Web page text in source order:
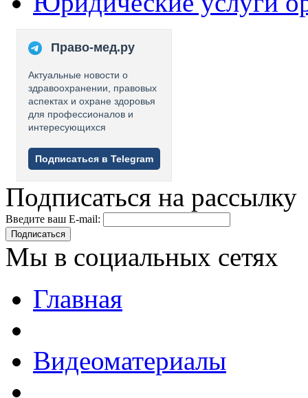
Право-мед.ру
Актуальные новости о
здравоохранении, правовых
аспектах и охране здоровья
для профессионалов и
интересующихся
Подписаться в Telegram
Подписаться на рассылку
Введите ваш E-mail:
Подписаться
Мы в социальных сетях
Главная
Видеоматериалы